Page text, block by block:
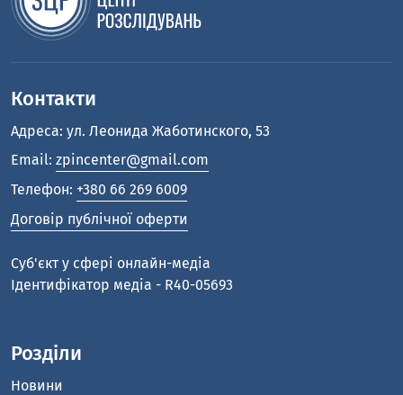
Контакти
Адреса: ул. Леонида Жаботинского, 53
Email: zpincenter@gmail.com
Телефон: +380 66 269 6009
Договір публічної оферти
Cуб'єкт у сфері онлайн-медіа
Ідентифікатор медіа - R40-05693
Розділи
Новини